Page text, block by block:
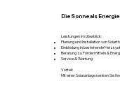
Die Sonne als
Leistungen im Überblick:
Planung und Installation von
Einbindung in bestehende
Beratung zu Fördermitteln &
Service & Wartung
Vorteil:
Mit einer Solaranlage senken Sie